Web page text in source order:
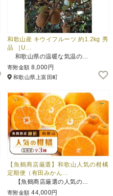
和歌山産 キウイフルーツ 約1.2kg 秀
品 ［U…
和歌山県の温暖な気温の…
寄附金額 8,000円
和歌山県上富田町
【魚鶴商店厳選】和歌山人気の柑橘
定期便（有田みかん…
【魚鶴商店厳選の人気の…
寄附金額 44,000円